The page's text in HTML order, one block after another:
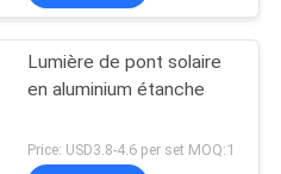
Lumière de pont solaire
en aluminium étanche
Price: USD3.8-4.6 per set MOQ:1